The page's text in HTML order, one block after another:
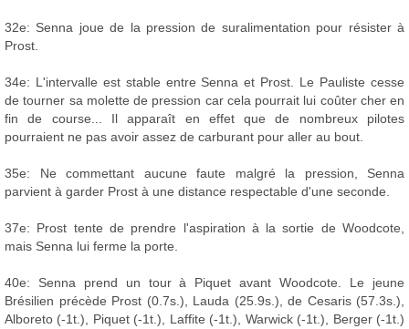
32e: Senna joue de la pression de suralimentation pour résister à
Prost.
34e: L'intervalle est stable entre Senna et Prost. Le Pauliste cesse
de tourner sa molette de pression car cela pourrait lui coûter cher en
fin de course... Il apparaît en effet que de nombreux pilotes
pourraient ne pas avoir assez de carburant pour aller au bout.
35e: Ne commettant aucune faute malgré la pression, Senna
parvient à garder Prost à une distance respectable d'une seconde.
37e: Prost tente de prendre l'aspiration à la sortie de Woodcote,
mais Senna lui ferme la porte.
40e: Senna prend un tour à Piquet avant Woodcote. Le jeune
Brésilien précède Prost (0.7s.), Lauda (25.9s.), de Cesaris (57.3s.),
Alboreto (-1t.), Piquet (-1t.), Laffite (-1t.), Warwick (-1t.), Berger (-1t.)